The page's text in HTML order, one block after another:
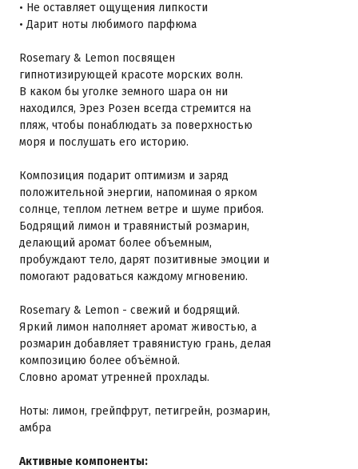
• Не оставляет ощущения липкости
• Дарит ноты любимого парфюма
Rosemary & Lemon посвящен
гипнотизирующей красоте морских волн.
В каком бы уголке земного шара он ни
находился, Эрез Розен всегда стремится на
пляж, чтобы понаблюдать за поверхностью
моря и послушать его историю.
Композиция подарит оптимизм и заряд
положительной энергии, напоминая о ярком
солнце, теплом летнем ветре и шуме прибоя.
Бодрящий лимон и травянистый розмарин,
делающий аромат более объемным,
пробуждают тело, дарят позитивные эмоции и
помогают радоваться каждому мгновению.
Rosemary & Lemon - свежий и бодрящий.
Яркий лимон наполняет аромат живостью, а
розмарин добавляет травянистую грань, делая
композицию более объёмной.
Словно аромат утренней прохлады.
Ноты: лимон, грейпфрут, петигрейн, розмарин,
амбра
Активные компоненты: